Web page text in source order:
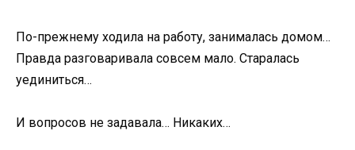
По-прежнему ходила на работу, занималась домом…
Правда разговаривала совсем мало. Старалась
уединиться…
И вопросов не задавала… Никаких…